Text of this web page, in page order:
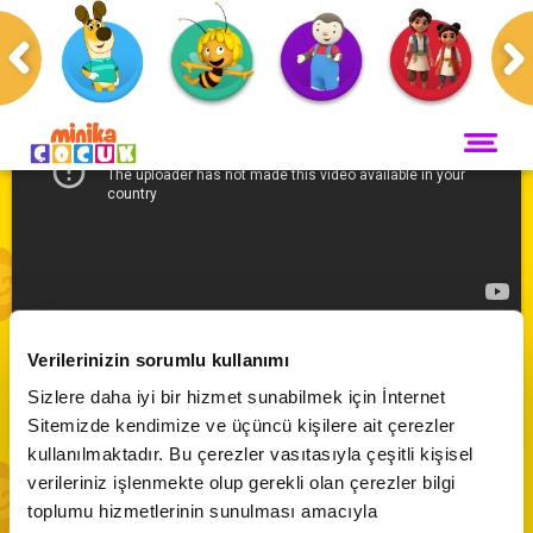
Verilerinizin sorumlu kullanımı
Sizlere daha iyi bir hizmet sunabilmek için İnternet
Sitemizde kendimize ve üçüncü kişilere ait çerezler
kullanılmaktadır. Bu çerezler vasıtasıyla çeşitli kişisel
verileriniz işlenmekte olup gerekli olan çerezler bilgi
toplumu hizmetlerinin sunulması amacıyla
ANA SAYFA
Maceracı Yüzgeçler
Servis
Bi' Adada Bi' Arada
Arı Maya
Çupi
Akika ve Sahara
VİDEO
CANLI YAYIN
Anasayfa
Kahramanı
Abone Ol